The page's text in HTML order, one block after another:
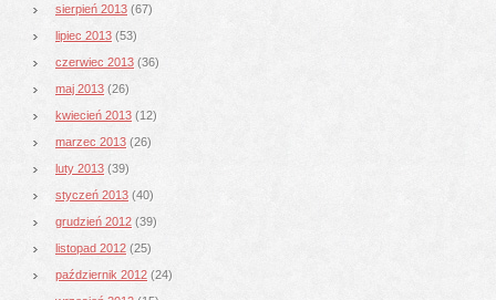
sierpień 2013 (67)
lipiec 2013 (53)
czerwiec 2013 (36)
maj 2013 (26)
kwiecień 2013 (12)
marzec 2013 (26)
luty 2013 (39)
styczeń 2013 (40)
grudzień 2012 (39)
listopad 2012 (25)
październik 2012 (24)